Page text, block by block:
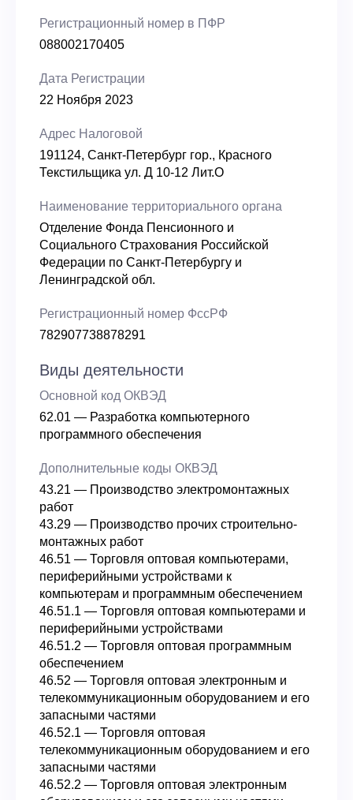
Регистрационный номер в ПФР
088002170405
Дата Регистрации
22 Ноября 2023
Адрес Налоговой
191124, Санкт-Петербург гор., Красного
Текстильщика ул. Д 10-12 Лит.О
Наименование территориального органа
Отделение Фонда Пенсионного и
Социального Страхования Российской
Федерации по Санкт-Петербургу и
Ленинградской обл.
Регистрационный номер ФссРФ
782907738878291
Виды деятельности
Основной код ОКВЭД
62.01 — Разработка компьютерного
программного обеспечения
Дополнительные коды ОКВЭД
43.21 — Производство электромонтажных
работ
43.29 — Производство прочих строительно-
монтажных работ
46.51 — Торговля оптовая компьютерами,
периферийными устройствами к
компьютерам и программным обеспечением
46.51.1 — Торговля оптовая компьютерами и
периферийными устройствами
46.51.2 — Торговля оптовая программным
обеспечением
46.52 — Торговля оптовая электронным и
телекоммуникационным оборудованием и его
запасными частями
46.52.1 — Торговля оптовая
телекоммуникационным оборудованием и его
запасными частями
46.52.2 — Торговля оптовая электронным